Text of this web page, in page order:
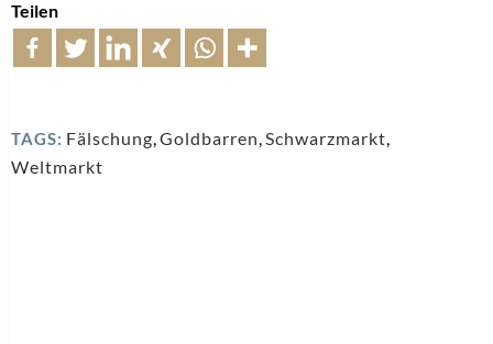
Teilen
TAGS: Fälschung,Goldbarren,Schwarzmarkt,
Weltmarkt